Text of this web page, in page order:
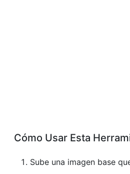
Cómo Usar Esta
Sube una imagen base